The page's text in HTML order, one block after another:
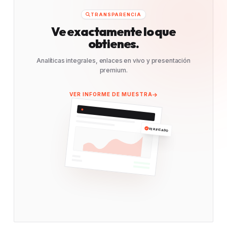
TRANSPARENCIA
Ve exactamente lo que
obtienes.
Analíticas integrales, enlaces en vivo y presentación
premium.
VER INFORME DE MUESTRA
VERIFICADO